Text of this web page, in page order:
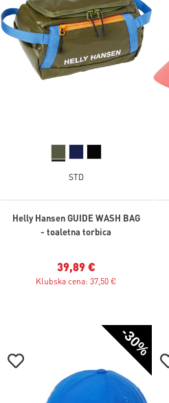
STD
Helly Hansen GUIDE WASH BAG
- toaletna torbica
39,89 €
Klubska cena: 37,50 €
-30%